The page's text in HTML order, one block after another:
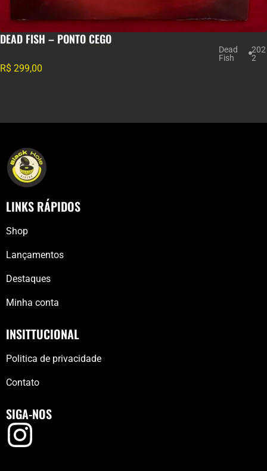
DEAD FISH – PONTO CEGO
Dead
Fish
202
2
R$ 299,00
LINKS RÁPIDOS
Shop
Lançamentos
Destaques
Minha conta
INSITTUCIONAL
Politica de privacidade
Contato
SIGA-NOS